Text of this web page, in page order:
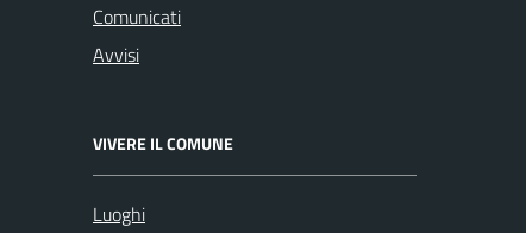
Comunicati
Avvisi
VIVERE IL COMUNE
Luoghi